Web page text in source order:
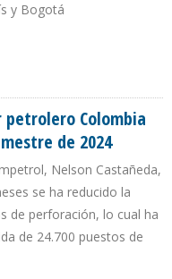
y Bogotá
Colombia
de 2024
Nelson Castañeda,
se ha reducido la
de perforación, lo cual ha
de 24.700 puestos de